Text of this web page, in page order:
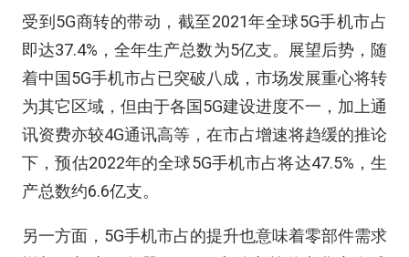
受到5G商转的带动，截至2021年全球5G手机市占
即达37.4%，全年生产总数为5亿支。展望后势，随
着中国5G手机市占已突破八成，市场发展重心将转
为其它区域，但由于各国5G建设进度不一，加上通
讯资费亦较4G通讯高等，在市占增速将趋缓的推论
下，预估2022年的全球5G手机市占将达47.5%，生
产总数约6.6亿支。
另一方面，5G手机市占的提升也意味着零部件需求